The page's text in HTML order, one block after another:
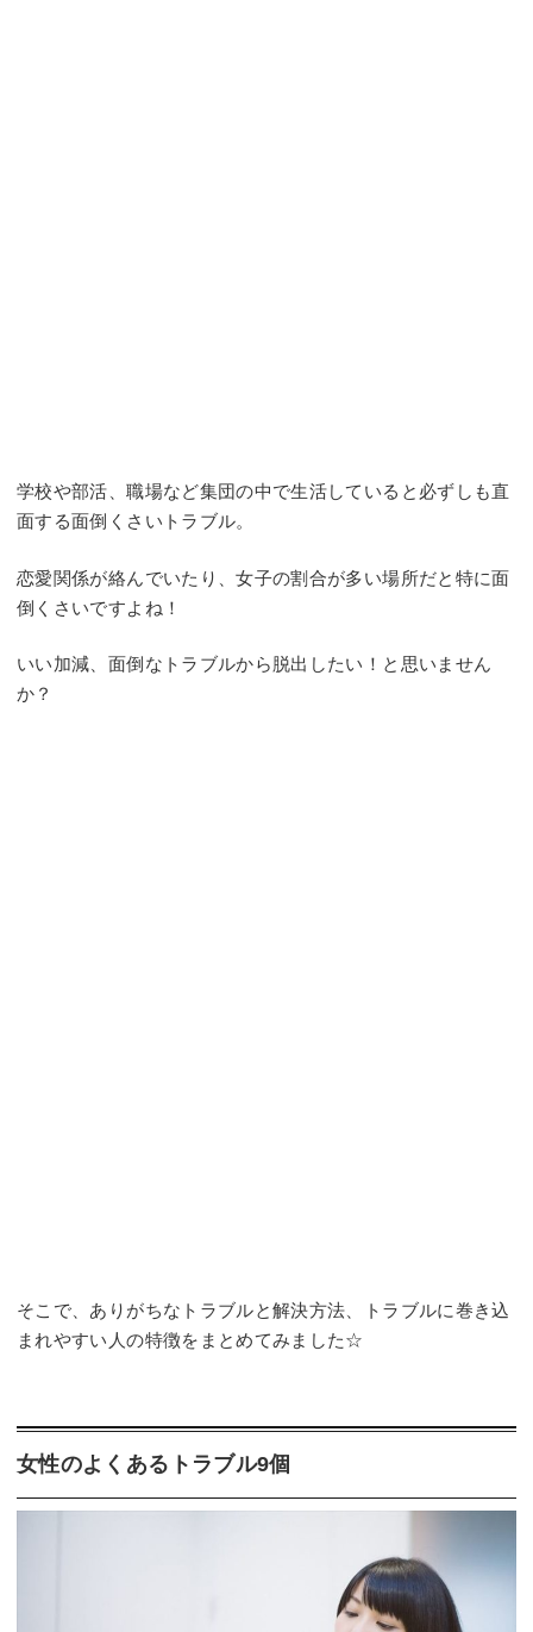
学校や部活、職場など集団の中で生活していると必ずしも直
面する面倒くさいトラブル。
恋愛関係が絡んでいたり、女子の割合が多い場所だと特に面
倒くさいですよね！
いい加減、面倒なトラブルから脱出したい！と思いません
か？
そこで、ありがちなトラブルと解決方法、トラブルに巻き込
まれやすい人の特徴をまとめてみました☆
女性のよくあるトラブル9個